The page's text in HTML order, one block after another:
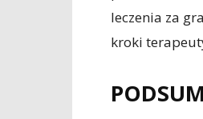
leczenia za
kroki